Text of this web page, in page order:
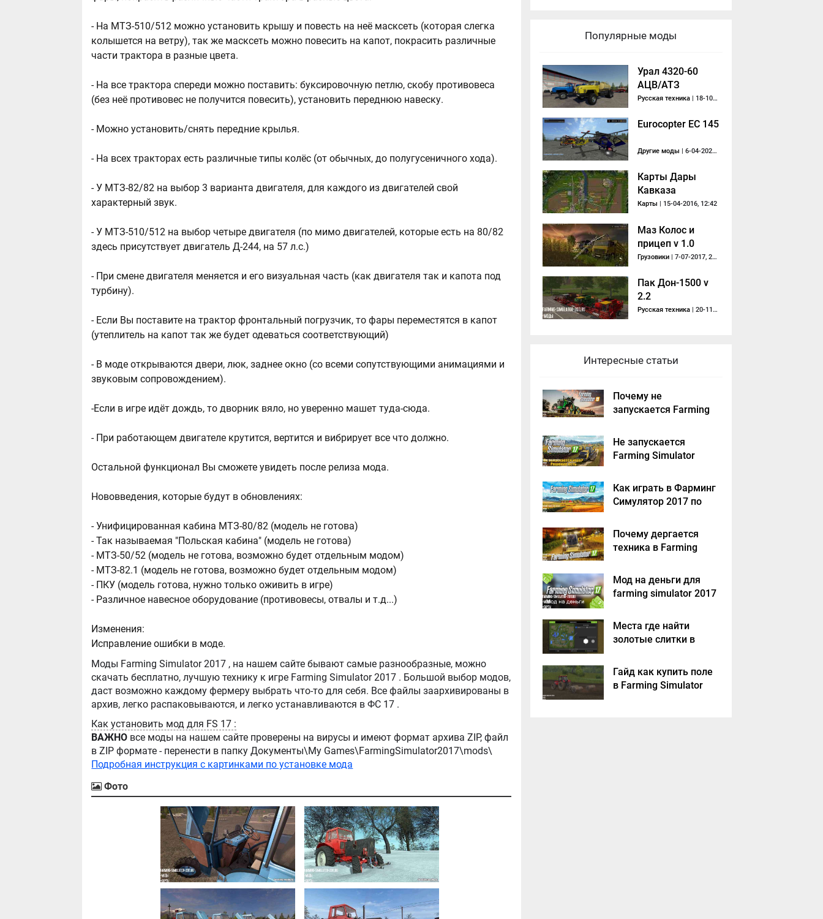
- На МТЗ-510/512 можно установить крышу и повесть на неё масксеть (которая слегка
колышется на ветру), так же масксеть можно повесить на капот, покрасить различные
части трактора в разные цвета.
- На все трактора спереди можно поставить: буксировочную петлю, скобу противовеса
(без неё противовес не получится повесить), установить переднюю навеску.
- Можно установить/снять передние крылья.
- На всех тракторах есть различные типы колёс (от обычных, до полугусеничного хода).
- У МТЗ-82/82 на выбор 3 варианта двигателя, для каждого из двигателей свой
характерный звук.
- У МТЗ-510/512 на выбор четыре двигателя (по мимо двигателей, которые есть на 80/82
здесь присутствует двигатель Д-244, на 57 л.с.)
- При смене двигателя меняется и его визуальная часть (как двигателя так и капота под
турбину).
- Если Вы поставите на трактор фронтальный погрузчик, то фары переместятся в капот
(утеплитель на капот так же будет одеваться соответствующий)
- В моде открываются двери, люк, заднее окно (со всеми сопутствующими анимациями и
звуковым сопровождением).
-Если в игре идёт дождь, то дворник вяло, но уверенно машет туда-сюда.
- При работающем двигателе крутится, вертится и вибрирует все что должно.
Остальной функционал Вы сможете увидеть после релиза мода.
Нововведения, которые будут в обновлениях:
- Унифицированная кабина МТЗ-80/82 (модель не готова)
- Так называемая "Польская кабина" (модель не готова)
- МТЗ-50/52 (модель не готова, возможно будет отдельным модом)
- МТЗ-82.1 (модель не готова, возможно будет отдельным модом)
- ПКУ (модель готова, нужно только оживить в игре)
- Различное навесное оборудование (противовесы, отвалы и т.д...)
Изменения:
Исправление ошибки в моде.
Моды Farming Simulator 2017 , на нашем сайте бывают самые разнообразные, можно
скачать бесплатно, лучшую технику к игре Farming Simulator 2017 . Большой выбор модов,
даст возможно каждому фермеру выбрать что-то для себя. Все файлы заархивированы в
архив, легко распаковываются, и легко устанавливаются в ФС 17 .
Как установить мод для FS 17 :
ВАЖНО все моды на нашем сайте проверены на вирусы и имеют формат архива ZIP, файл
в ZIP формате - перенести в папку Документы\My Games\FarmingSimulator2017\mods\
Подробная инструкция с картинками по установке мода
Фото
Популярные моды
Урал 4320-60
АЦВ/АТЗ
обновленный
Русская техника | 18-10-2020, 13:10
Eurocopter EC 145
Другие моды | 6-04-2020, 09:39
Карты Дары
Кавказа
Карты | 15-04-2016, 12:42
Маз Колос и
прицеп v 1.0
Грузовики | 7-07-2017, 21:41
Пак Дон-1500 v
2.2
Русская техника | 20-11-2017, 19:45
Интересные статьи
Почему не
запускается Farming
решение
Не запускается
Farming Simulator
Как играть в Фарминг
Симулятор 2017 по
Почему дергается
техника в Farming
Мод на деньги для
farming simulator 2017
Места где найти
золотые слитки в
2017?
Гайд как купить поле
в Farming Simulator